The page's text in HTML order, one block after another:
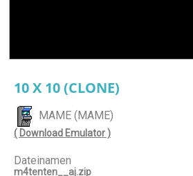
10 X 10 (CLONE)
MAME (MAME)
( Download Emulator )
Dateinamen
m4tenten__aj.zip